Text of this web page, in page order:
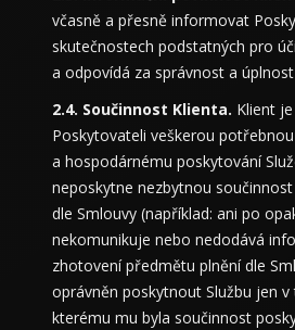
včasně a přesně informovat
skutečnostech podstatných pro
a odpovídá za správnost a
Součinnost Klienta. Klient
Poskytovateli veškerou
a hospodárnému poskytování
neposkytne nezbytnou
dle Smlouvy (například: ani po
nekomunikuje nebo nedodává
zhotovení předmětu plnění dle
oprávněn poskytnout Službu jen
kterému mu byla součinnost